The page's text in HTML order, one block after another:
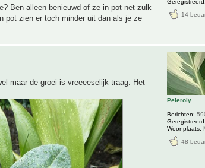
Ben alleen benieuwd of ze in pot net zulk
pot zien er toch minder uit dan als je ze
Geregistreerd:
14
maar de groei is vreeeeselijk traag. Het
Peleroly
Berichten:
Geregistreerd:
Woonplaats:
48